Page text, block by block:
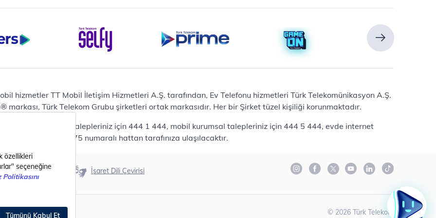
Tarife
Casper Nirvana C370
Notebook
Ev Telefonu
Panasonic TGB610
Modem ve Wi-Fi
Zyxel DX3300 Wi-Fi 6
Premium VDSL Modem
Samsung Buds2 Pro
Samsung Galaxy Watch 6
Akıllı Ekran Koruma
hizmetler TT Mobil İletişim Hizmetleri A.Ş. tarafından, Ev Telefonu hizmetleri Türk Telekomünikasyon A.Ş.
markası, Türk Telekom Grubu şirketleri ortak markasıdır. Her bir Şirket tüzel kişiliği korunmaktadır.
mobil bireysel talepleriniz için 444 1 444, mobil kurumsal talepleriniz için 444 5 444, evde internet
için 444 0375 numaralı hattan tarafınıza ulaşılacaktır.
Erişilebilirlik İşaret Dili Çevirisi
© 2026 Türk Telekom